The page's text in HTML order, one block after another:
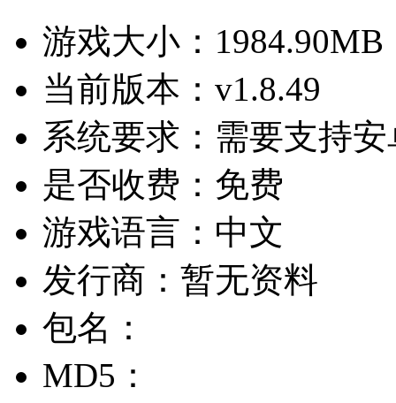
游戏大小： 1984.90MB
当前版本： v1.8.49
系统要求： 需要支持
是否收费： 免费
游戏语言： 中文
发行商： 暂无资料
包名：
MD5：